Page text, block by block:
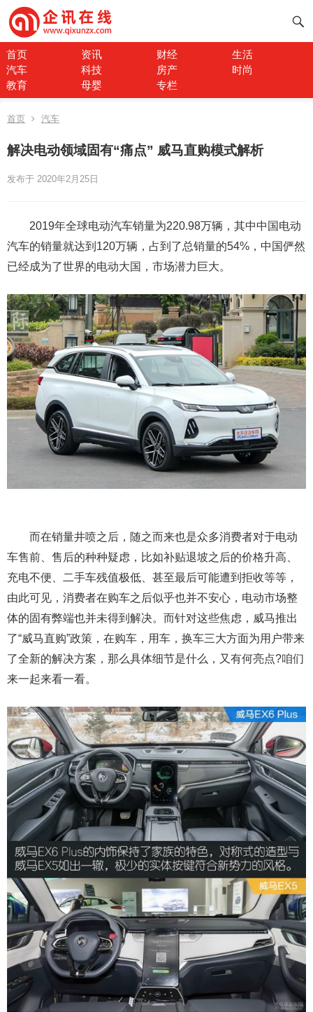
首页 资讯 财经
生活
汽车
科技 房产
时尚
教育
母婴 专栏
首页 汽车
解决电动领域固有“痛点” 威马直购模式解析
发布于 2020年2月25日
2019年全球电动汽车销量为220.98万辆，其中中国电动
汽车的销量就达到120万辆，占到了总销量的54%，中国俨然
已经成为了世界的电动大国，市场潜力巨大。
而在销量井喷之后，随之而来也是众多消费者对于电动
车售前、售后的种种疑虑，比如补贴退坡之后的价格升高、
充电不便、二手车残值极低、甚至最后可能遭到拒收等等，
由此可见，消费者在购车之后似乎也并不安心，电动市场整
体的固有弊端也并未得到解决。而针对这些焦虑，威马推出
了“威马直购”政策，在购车，用车，换车三大方面为用户带来
了全新的解决方案，那么具体细节是什么，又有何亮点?咱们
来一起来看一看。